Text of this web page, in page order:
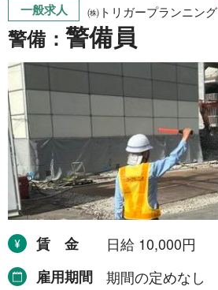
職種から探す
建設・土木・電気工事
配送・輸送・機械運転等
警備
清掃・洗浄
運搬・包装・選別等
介護・福祉
農林漁業
一般求人 ㈱トリガープランニング
警備： 警備員
賃金
日給 10,000円
雇用期間
期間の定めなし